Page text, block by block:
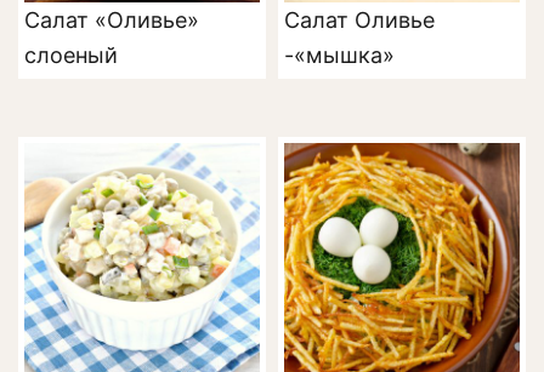
Салат «Оливье»
слоеный
Салат Оливье
-«мышка»